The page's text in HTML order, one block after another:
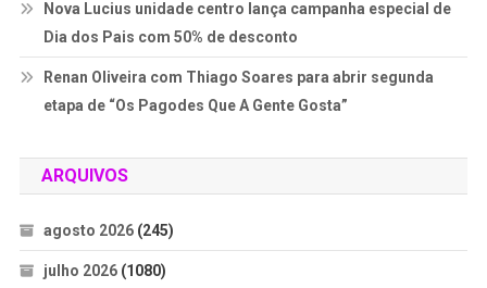
Nova Lucius unidade centro lança campanha especial de
Dia dos Pais com 50% de desconto
Renan Oliveira com Thiago Soares para abrir segunda
etapa de “Os Pagodes Que A Gente Gosta”
ARQUIVOS
agosto 2026(245)
julho 2026(1080)